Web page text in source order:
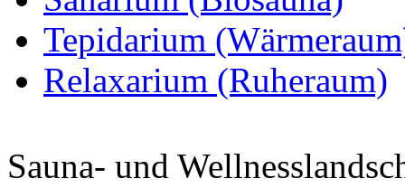
Tepidarium
Relaxarium (Ruheraum)
Sauna- und